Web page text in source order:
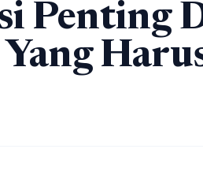
Penting